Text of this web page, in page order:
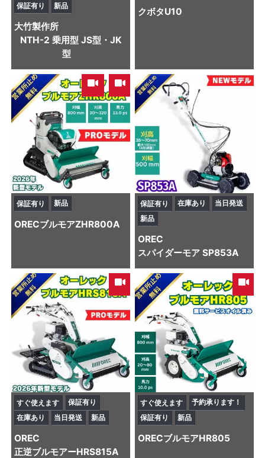
保証有り
新品
大竹製作所
NTH-2 乗用型 JS型・JK
型
クボタU10
,
保証有り 新品
ORECブルモアZHR800A
保証有り 在庫あり
当日発送
新品
OREC
スパイダーモア SP853A
すぐ使えます
保証有り
在庫あり
当日発送 新品
OREC
正逆ブルモアーHRS815A
すぐ使えます
予約承ります！
保証有り
新品
ORECブルモアHR805